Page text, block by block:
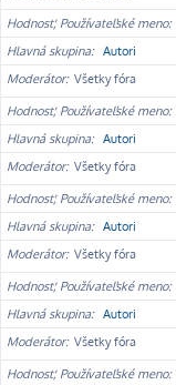
Hodnosť, Používateľské meno
Hlavná skupina
Autori
Moderátor Všetky fóra
Hodnosť, Používateľské meno
Hlavná skupina
Autori
Moderátor Všetky fóra
Hodnosť, Používateľské meno
Hlavná skupina
Autori
Moderátor Všetky fóra
Hodnosť, Používateľské meno
Hlavná skupina
Autori
Moderátor Všetky fóra
Hodnosť, Používateľské meno